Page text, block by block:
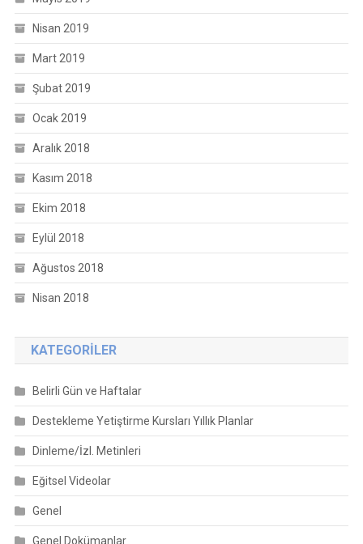
Nisan 2019
Mart 2019
Şubat 2019
Ocak 2019
Aralık 2018
Kasım 2018
Ekim 2018
Eylül 2018
Ağustos 2018
Nisan 2018
KATEGORILER
Belirli Gün ve Haftalar
Destekleme Yetiştirme Kursları Yıllık Planlar
Dinleme/İzl. Metinleri
Eğitsel Videolar
Genel
Genel Dokümanlar